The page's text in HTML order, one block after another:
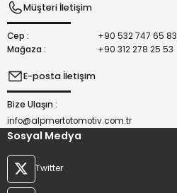
Müşteri İletişim
Cep :
+90 532 747 65 83
Mağaza :
+90 312 278 25 53
E-posta İletişim
Bize Ulaşın :
info@alpmertotomotiv.com.tr
Sosyal Medya
Twitter